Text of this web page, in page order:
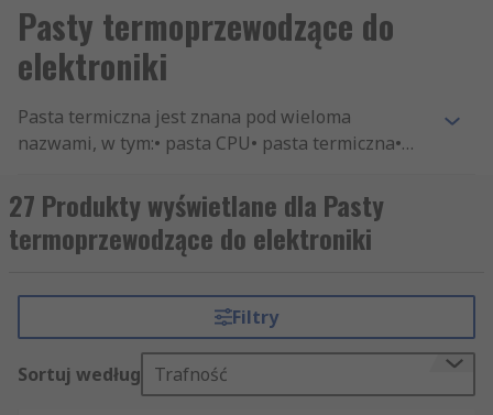
Pasty termoprzewodzące do
elektroniki
Pasta termiczna jest znana pod wieloma
nazwami, w tym:• pasta CPU• pasta termiczna•
lub pasta• materiał termoprzewodzący.Jest to
materiał przewodzący ciepło, który zwykle
stanowi izolację elektryczną, co pomaga
funkcją jest usunięcie przestrzeni powietrznych,
które pełniłyby funkcje izolatorów termicznych.
Wypełnia mikroskopijne niedoskonałości
radiatora i urządzenia.Najczęściej stosuje się go
27 Produkty wyświetlane dla Pasty
termoprzewodzące do elektroniki
Filtry
Sortuj według Trafność